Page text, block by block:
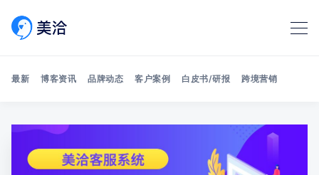
Search 美洽博客
最新 博客资讯 品牌动态 客户案例 白皮书/研报 跨境营销